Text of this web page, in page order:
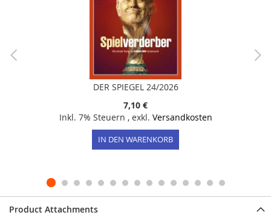
DER SPIEGEL 24/2026
7,10 €
Inkl. 7% Steuern , exkl. Versandkosten
IN DEN WARENKORB
Product Attachments